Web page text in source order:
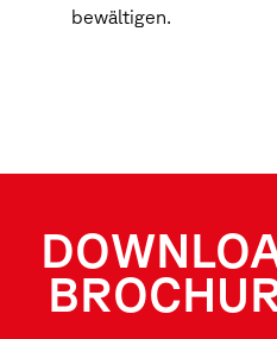
bewältigen.